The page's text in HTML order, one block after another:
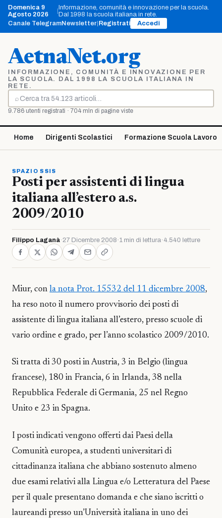
Vai
contenuto
Domenica 9
Agosto 2026
|Informazione, comunità e innovazione per la scuola.
Dal 1998 la scuola italiana in rete.
Canale TelegramNewsletter Registrati Accedi
AetnaNet.org
INFORMAZIONE, COMUNITÀ E INNOVAZIONE PER
LA SCUOLA. DAL 1998 LA SCUOLA ITALIANA IN
RETE.
⌕
Cerca
9.786 utenti registrati · 704 mln di pagine viste
Home Dirigenti Scolastici Formazione Scuola Lavoro
SPAZIO SSIS
Posti per assistenti di lingua
italiana all’estero a.s.
2009/2010
Filippo Laganà· 27 Dicembre 2008 ·1 min di lettura· 4.540 letture
Miur, con la nota Prot. 15532 del 11 dicembre 2008,
ha reso noto il numero provvisorio dei posti di
assistente di lingua italiana all’estero, presso scuole di
vario ordine e grado, per l’anno scolastico 2009/2010.
Si tratta di 30 posti in Austria, 3 in Belgio (lingua
francese), 180 in Francia, 6 in Irlanda, 38 nella
Repubblica Federale di Germania, 25 nel Regno
Unito e 23 in Spagna.
I posti indicati vengono offerti dai Paesi della
Comunità europea, a studenti universitari di
cittadinanza italiana che abbiano sostenuto almeno
due esami relativi alla Lingua e/o Letteratura del Paese
per il quale presentano domanda e che siano iscritti o
laureandi presso un’Università italiana in uno dei